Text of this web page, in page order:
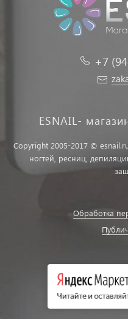
+7
ESNAIL-
Copyright 2005-2017 ©
ногтей, ресниц,
Обработка